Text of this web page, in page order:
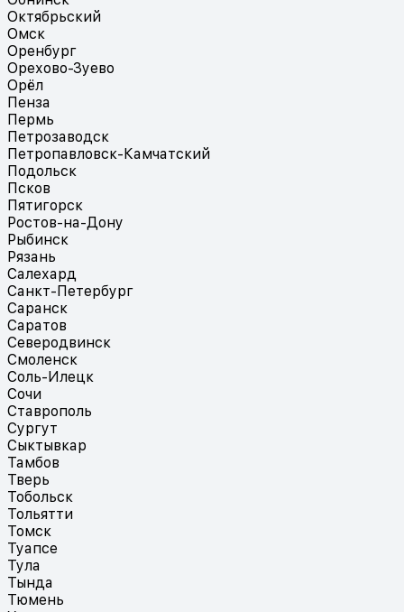
Октябрьский
Омск
Оренбург
Орехово-Зуево
Орёл
Пенза
Пермь
Петрозаводск
Петропавловск-Камчатский
Подольск
Псков
Пятигорск
Ростов-на-Дону
Рыбинск
Рязань
Салехард
Санкт-Петербург
Саранск
Саратов
Северодвинск
Смоленск
Соль-Илецк
Сочи
Ставрополь
Сургут
Сыктывкар
Тамбов
Тверь
Тобольск
Тольятти
Томск
Туапсе
Тула
Тында
Тюмень